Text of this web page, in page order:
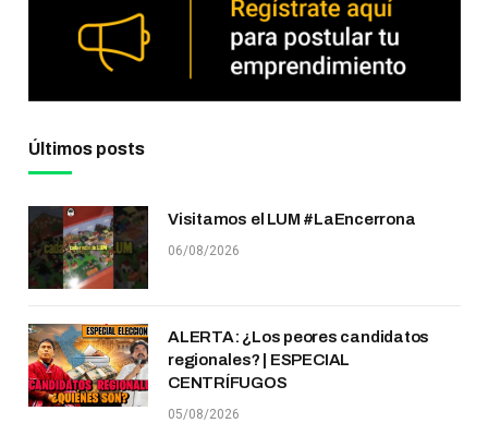
Últimos posts
Visitamos el LUM #LaEncerrona
06/08/2026
ALERTA: ¿Los peores candidatos
regionales? | ESPECIAL
CENTRÍFUGOS
05/08/2026